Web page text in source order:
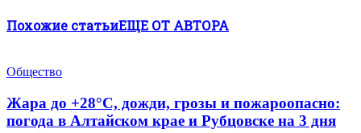
Похожие статьиЕЩЕ ОТ АВТОРА
Общество
Жара до +28°С, дожди, грозы и пожароопасно:
погода в Алтайском крае и Рубцовске на 3 дня